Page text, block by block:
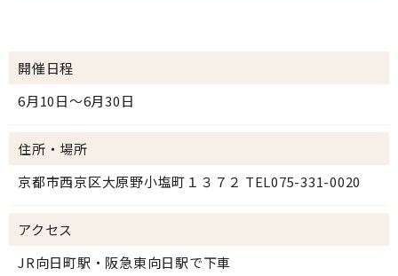
開催日程
6月10日～6月30日
住所・場所
京都市西京区大原野小塩町１３７２ TEL075-331-0020
アクセス
JR向日町駅・阪急東向日駅で下車